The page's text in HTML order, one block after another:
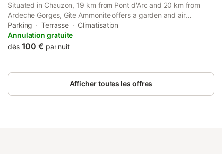
Situated in Chauzon, 19 km from Pont d'Arc and 20 km from
Ardeche Gorges, Gîte Ammonite offers a garden and air
conditioning. Private parking is available on site at this recently
renovated property.
Parking Terrasse
Climatisation
Annulation gratuite
dès 100 € par nuit
Afficher toutes les offres